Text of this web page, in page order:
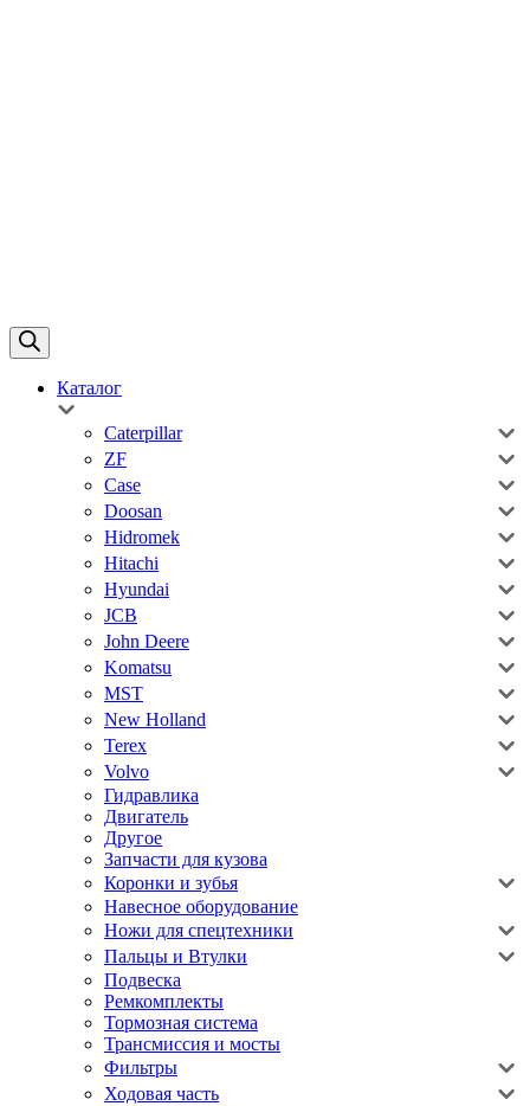
Каталог
Caterpillar
ZF
Case
Doosan
Hidromek
Hitachi
Hyundai
JCB
John Deere
Komatsu
MST
New Holland
Terex
Volvo
Гидравлика
Двигатель
Другое
Запчасти для кузова
Коронки и зубья
Навесное оборудование
Ножи для спецтехники
Пальцы и Втулки
Подвеска
Ремкомплекты
Тормозная система
Трансмиссия и мосты
Фильтры
Ходовая часть